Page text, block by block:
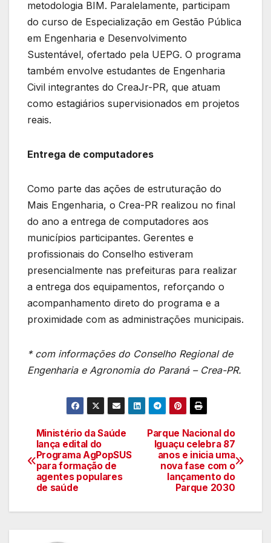
metodologia BIM. Paralelamente, participam
do curso de Especialização em Gestão Pública
em Engenharia e Desenvolvimento
Sustentável, ofertado pela UEPG. O programa
também envolve estudantes de Engenharia
Civil integrantes do CreaJr-PR, que atuam
como estagiários supervisionados em projetos
reais.
Entrega de computadores
Como parte das ações de estruturação do
Mais Engenharia, o Crea-PR realizou no final
do ano a entrega de computadores aos
municípios participantes. Gerentes e
profissionais do Conselho estiveram
presencialmente nas prefeituras para realizar
a entrega dos equipamentos, reforçando o
acompanhamento direto do programa e a
proximidade com as administrações municipais.
* com informações do Conselho Regional de
Engenharia e Agronomia do Paraná – Crea-PR.
Navegação
de
artigos
Parque Nacional do
Iguaçu celebra 87
anos e inicia uma
nova fase com o
lançamento do
Parque 2030
Ministério da Saúde
lança edital do
Programa AgPopSUS
para formação de
agentes populares
de saúde